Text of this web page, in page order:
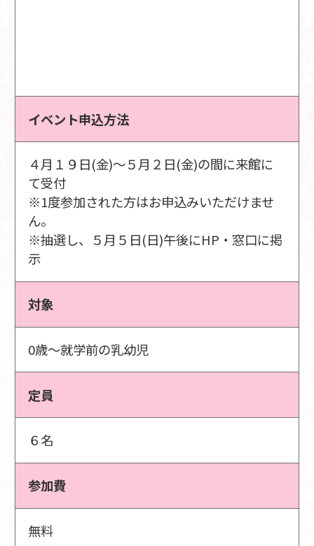
イベント申込方法
４月１９日(金)～５月２日(金)の間に来館に
て受付
※1度参加された方はお申込みいただけませ
ん。
※抽選し、５月５日(日)午後にHP・窓口に掲
示
対象
0歳～就学前の乳幼児
定員
６名
参加費
無料